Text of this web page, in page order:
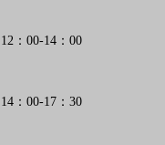
12：00-14：00
14：00-17：30